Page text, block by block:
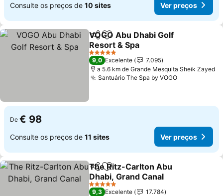
Consulte os preços de 10 sites Ver preços
PartilharAdicionar aos favoritos
VOGO Abu Dhabi Golf
Resort & Spa
Ver preços
5 Estrelas
9,0 Excelente
7.095
a 5.6 km de Grande Mesquita Sheik Zayed
Santuário The Spa by VOGOVer preços
De € 98
Consulte os preços de 11 sites Ver preços
PartilharAdicionar aos favoritos
The Ritz-Carlton Abu
Dhabi, Grand Canal
Ver preços
5 Estrelas
9,3 Excelente
17.784